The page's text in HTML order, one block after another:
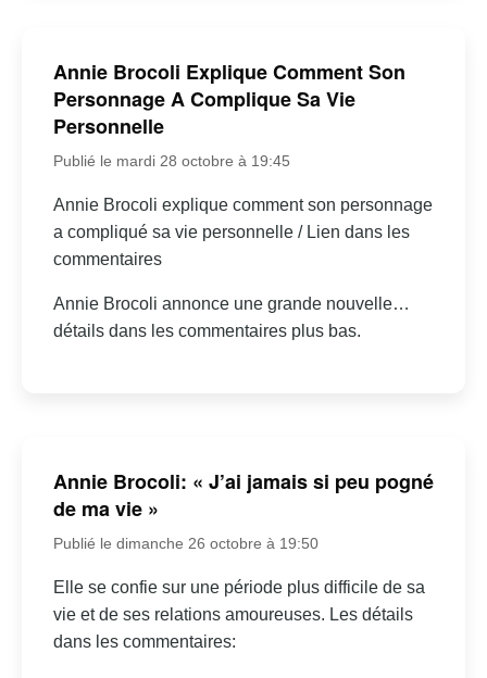
Annie Brocoli Explique Comment Son
Personnage A Complique Sa Vie
Personnelle
Publié le mardi 28 octobre à 19:45
Annie Brocoli explique comment son personnage
a compliqué sa vie personnelle / Lien dans les
commentaires
Annie Brocoli annonce une grande nouvelle…
détails dans les commentaires plus bas.
Annie Brocoli: « J’ai jamais si peu pogné
de ma vie »
Publié le dimanche 26 octobre à 19:50
Elle se confie sur une période plus difficile de sa
vie et de ses relations amoureuses. Les détails
dans les commentaires: